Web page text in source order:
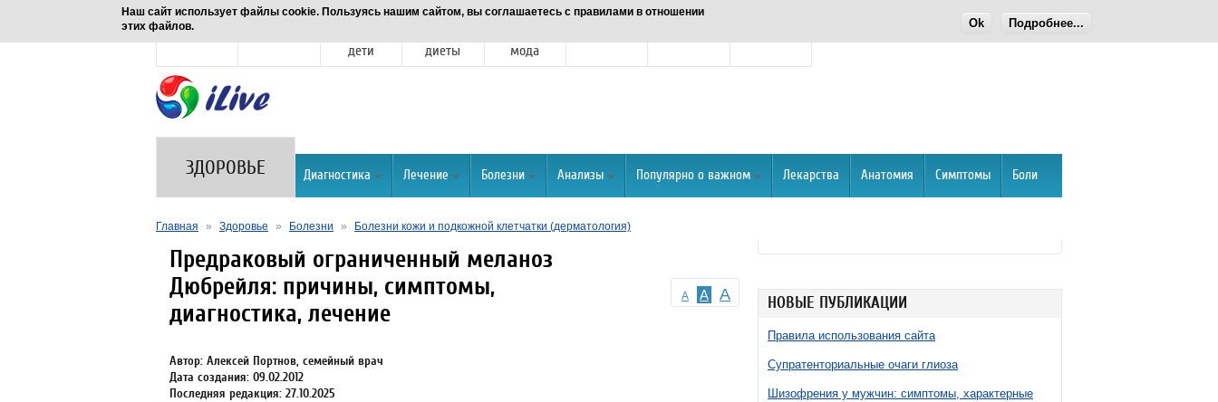
Наш сайт использует файлы cookie. Пользуясь нашим сайтом, вы соглашаетесь с правилами в отношении
этих файлов.
Ok Подробнее...
Новости
дети
диеты
мода
ЗДОРОВЬЕ Диагностика Лечение Болезни Анализы Популярно о важном Лекарства Анатомия Симптомы Боли
Главная » Здоровье » Болезни » Болезни кожи и подкожной клетчатки (дерматология)
НОВЫЕ ПУБЛИКАЦИИ
Правила использования сайта
Супратенториальные очаги глиоза
Шизофрения у мужчин: симптомы, характерные
A A A
Предраковый ограниченный меланоз
Дюбрейля: причины, симптомы,
диагностика, лечение
Автор: Алексей Портнов, семейный врач
Дата создания: 09.02.2012
Последняя редакция: 27.10.2025